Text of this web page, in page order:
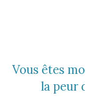
Vous êtes
la peur